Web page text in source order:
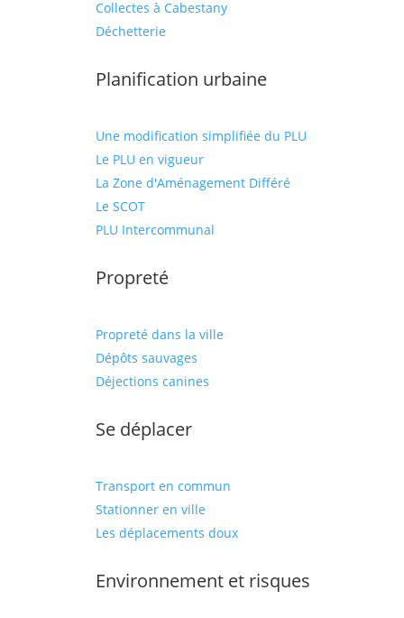
Collectes à Cabestany
Déchetterie
Planification urbaine
Une modification simplifiée du PLU
Le PLU en vigueur
La Zone d'Aménagement Différé
Le SCOT
PLU Intercommunal
Propreté
Propreté dans la ville
Dépôts sauvages
Déjections canines
Se déplacer
Transport en commun
Stationner en ville
Les déplacements doux
Environnement et risques